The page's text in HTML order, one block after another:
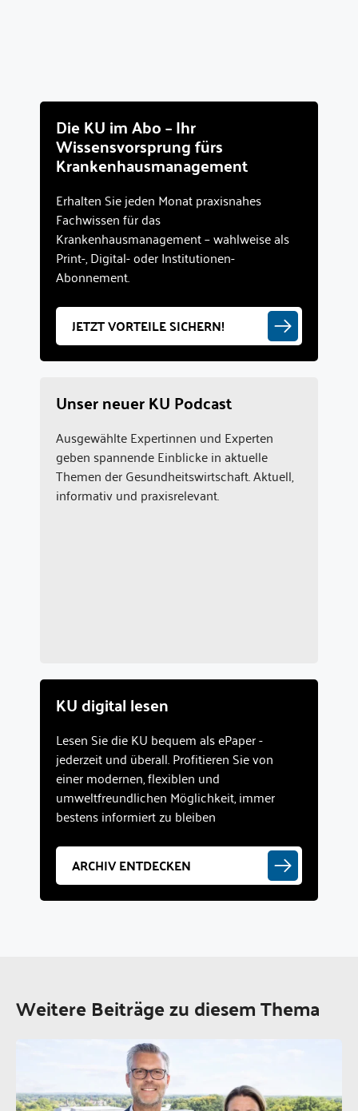
Die KU im Abo – Ihr
Wissensvorsprung fürs
Krankenhausmanagement
Erhalten Sie jeden Monat praxisnahes
Fachwissen für das
Krankenhausmanagement – wahlweise als
Print-, Digital- oder Institutionen-
Abonnement.
JETZT VORTEILE SICHERN!
Unser neuer KU Podcast
Ausgewählte Expertinnen und Experten
geben spannende Einblicke in aktuelle
Themen der Gesundheitswirtschaft. Aktuell,
informativ und praxisrelevant.
KU digital lesen
Lesen Sie die KU bequem als ePaper -
jederzeit und überall. Profitieren Sie von
einer modernen, flexiblen und
umweltfreundlichen Möglichkeit, immer
bestens informiert zu bleiben
ARCHIV ENTDECKEN
Weitere Beiträge zu diesem Thema